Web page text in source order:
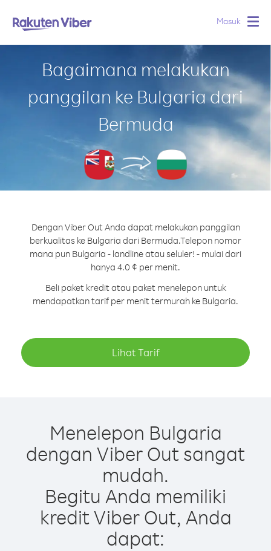
Masuk
Bagaimana melakukan
panggilan ke Bulgaria dari
Bermuda
Dengan Viber Out Anda dapat melakukan panggilan
berkualitas ke Bulgaria dari Bermuda.Telepon nomor
mana pun Bulgaria - landline atau seluler! - mulai dari
hanya 4.0 ¢ per menit.
Beli paket kredit atau paket menelepon untuk
mendapatkan tarif per menit termurah ke Bulgaria.
Lihat Tarif
Menelepon Bulgaria
dengan Viber Out sangat
mudah.
Begitu Anda memiliki
kredit Viber Out, Anda
dapat: